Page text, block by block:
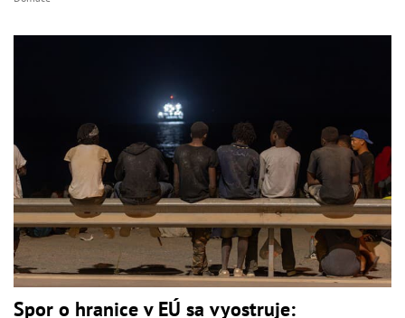
Spor o hranice v EÚ sa vyostruje: